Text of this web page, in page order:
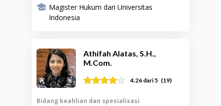
Magister Hukum dari Universitas
Indonesia
Athifah Alatas, S.H.,
M.Com.
4.26 dari 5 (19)
Bidang keahlian dan spesialisasi